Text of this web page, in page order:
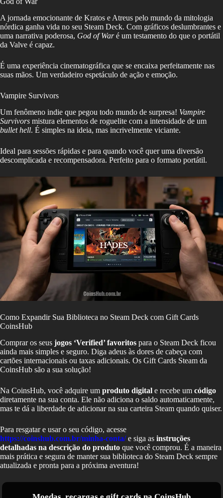
A jornada emocionante de Kratos e Atreus pelo mundo da mitologia
nórdica ganha vida no seu Steam Deck. Com gráficos deslumbrantes e
uma narrativa poderosa, God of Waré um testamento do que o portátil
da Valve é capaz.
É uma experiência cinematográfica que se encaixa perfeitamente nas
suas mãos. Um verdadeiro espetáculo de ação e emoção.
Vampire Survivors
Um fenômeno indie que pegou todo mundo de surpresa! Vampire
Survivors mistura elementos de roguelite com a intensidade de um
bullet hell. É simples na ideia, mas incrivelmente viciante.
Ideal para sessões rápidas e para quando você quer uma diversão
descomplicada e recompensadora. Perfeito para o formato portátil.
Como Expandir Sua Biblioteca no Steam Deck com Gift Cards
CoinsHub
Comprar os seus jogos ‘Verified’ favoritos para o Steam Deck ficou
ainda mais simples e seguro. Diga adeus às dores de cabeça com
cartões internacionais ou taxas adicionais. Os Gift Cards Steam da
CoinsHub são a sua solução!
Na CoinsHub, você adquire um produto digital e recebe um código
diretamente na sua conta. Ele não adiciona o saldo automaticamente,
mas te dá a liberdade de adicionar na sua carteira Steam quando quiser.
Para resgatar e usar o seu código, acesse
https://coinshub.com.br/minha-conta/e siga as instruções
detalhadas na descrição do produto que você comprou. É a maneira
mais prática e segura de manter sua biblioteca do Steam Deck sempre
atualizada e pronta para a próxima aventura!